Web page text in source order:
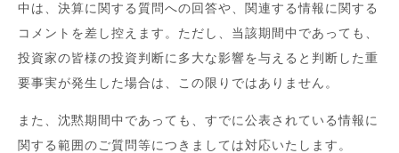
中は、決算に関する質問への回答や、関連する情報に関する
コメントを差し控えます。ただし、当該期間中であっても、
投資家の皆様の投資判断に多大な影響を与えると判断した重
要事実が発生した場合は、この限りではありません。
また、沈黙期間中であっても、すでに公表されている情報に
関する範囲のご質問等につきましては対応いたします。